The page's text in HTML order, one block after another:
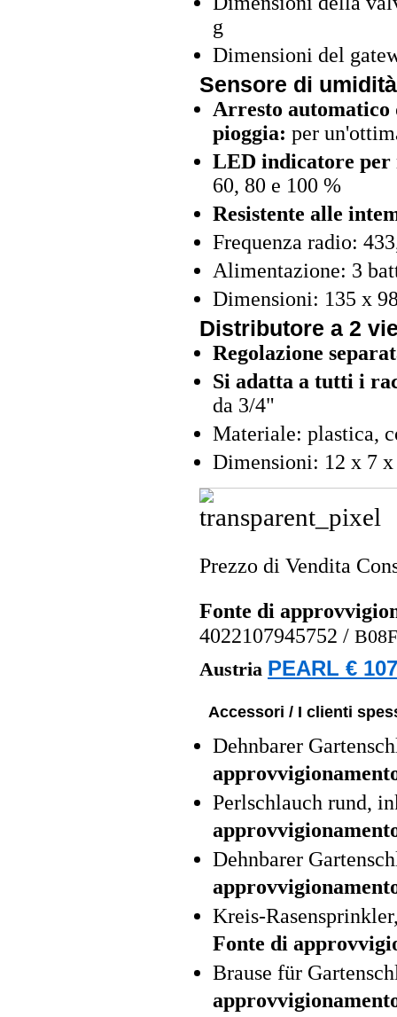
g
Dimensioni del
Sensore di
Arresto automatico
pioggia: per
LED indicatore
60, 80 e 100 %
Resistente alle
Frequenza radio:
Alimentazione: 3
Dimensioni: 135 x
Distributore a 2
Regolazione
Si adatta a tutti i
da 3/4"
Materiale: plastica,
Dimensioni: 12 x 7 x
Prezzo di Vendita
Fonte di
4022107945752 /
Austria PEARL €
Accessori / I clienti
Dehnbarer
Perlschlauch rund,
Dehnbarer
Kreis-
Fonte di
Brause für